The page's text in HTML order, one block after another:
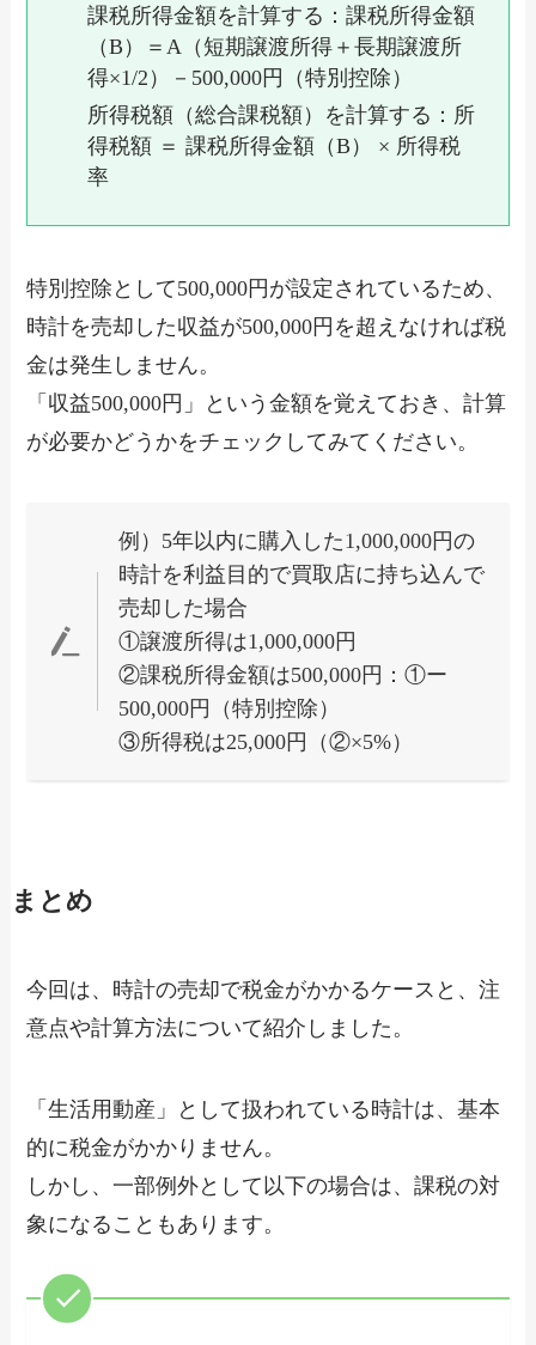
課税所得金額を計算する：課税所得金額
（B）＝A（短期譲渡所得＋長期譲渡所
得×1/2）－500,000円（特別控除）
所得税額（総合課税額）を計算する：所
得税額 ＝ 課税所得金額（B） × 所得税
率
特別控除として500,000円が設定されているため、
時計を売却した収益が500,000円を超えなければ税
金は発生しません。
「収益500,000円」という金額を覚えておき、計算
が必要かどうかをチェックしてみてください。
例）5年以内に購入した1,000,000円の
時計を利益目的で買取店に持ち込んで
売却した場合
①譲渡所得は1,000,000円
②課税所得金額は500,000円：①ー
500,000円（特別控除）
③所得税は25,000円（②×5%）
まとめ
今回は、時計の売却で税金がかかるケースと、注
意点や計算方法について紹介しました。
「生活用動産」として扱われている時計は、基本
的に税金がかかりません。
しかし、一部例外として以下の場合は、課税の対
象になることもあります。